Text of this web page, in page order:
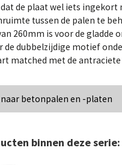
de plaat wel iets ingekort
tussen de palen te
260mm is voor de gladde
de dubbelzijdige motief
matched met de
naar betonpalen en -platen
binnen deze serie: